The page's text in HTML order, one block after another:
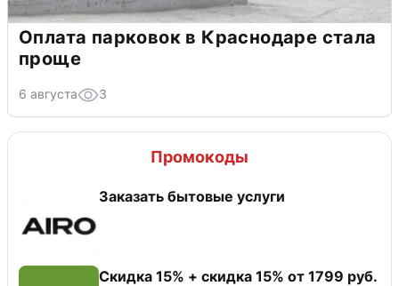
Оплата парковок в Краснодаре стала
проще
6 августа 3
Промокоды
Заказать бытовые услуги
Скидка 15% + скидка 15% от 1799 руб.